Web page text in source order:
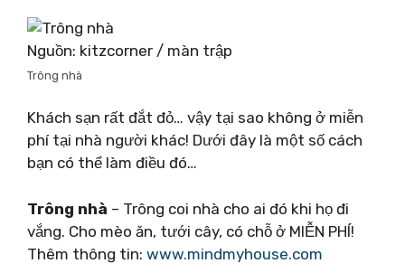
Nguồn: kitzcorner / màn trập
Trông nhà
Khách sạn rất đắt đỏ… vậy tại sao không ở miễn
phí tại nhà người khác! Dưới đây là một số cách
bạn có thể làm điều đó…
Trông nhà – Trông coi nhà cho ai đó khi họ đi
vắng. Cho mèo ăn, tưới cây, có chỗ ở MIỄN PHÍ!
Thêm thông tin: www.mindmyhouse.com